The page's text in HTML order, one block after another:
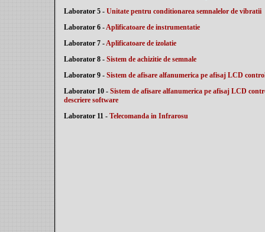
Laborator 5 - Unitate pentru conditionarea semnalelor de vibratii
Laborator 6 -Aplificatoare de instrumentatie
Laborator 7 -Aplificatoare de izolatie
Laborator 8 - Sistem de achizitie de semnale
Laborator 9 - Sistem de afisare alfanumerica pe afisaj LCD
Laborator 10 - Sistem de afisare alfanumerica pe afisaj LCD
descriere software
Laborator 11 - Telecomanda in Infrarosu